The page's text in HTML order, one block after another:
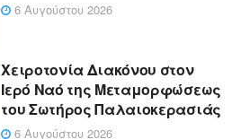
6 Αυγούστου 2026
Χειροτονία Διακόνου στον
Ιερό Ναό της Μεταμορφώσεως
του Σωτήρος Παλαιοκερασιάς
6 Αυγούστου 2026